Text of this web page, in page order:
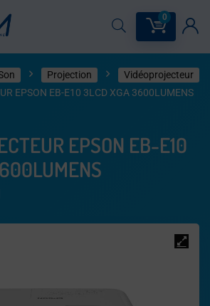
0
Projection
Vidéoprojecteur
EPSON EB-E10 3LCD XGA 3600LUMENS
EPSON EB-E10